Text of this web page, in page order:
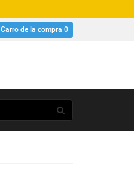
Carro de la compra 0